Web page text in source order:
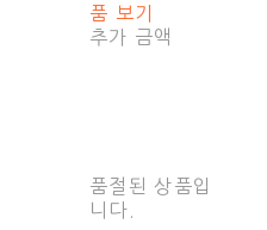
품 보기
추가 금액
품절된 상품입
니다.